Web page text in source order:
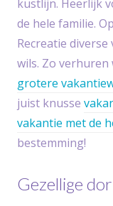
kustlijn. Heerlijk
de hele familie.
Recreatie
wils. Zo verhuren
grotere
juist knusse
vakantie met de
bestemming!
Gezellige